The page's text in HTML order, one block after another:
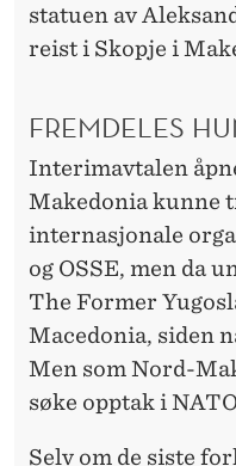
statuen av
reist i Skopje i
FREMDELES
Interimavtalen
Makedonia kunne
internasjonale
og OSSE, men da
The Former
Macedonia, siden
Men som Nord-
søke opptak i
Selv om de siste